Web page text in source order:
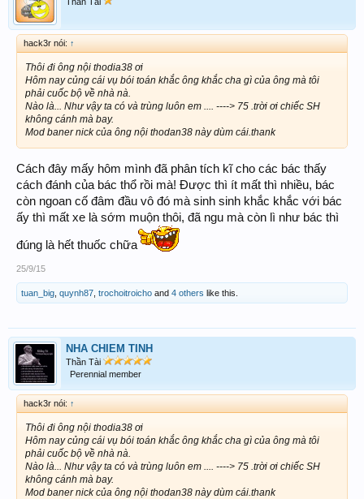
hack3r nói: ↑
Thôi đi ông nội thodia38 ơi
Hôm nay củng cái vụ bói toán khắc ông khắc cha gì của ông mà tôi
phải cuốc bộ về nhà nà.
Nào là... Như vậy ta có và trùng luôn em .... ----> 75 .trời ơi chiếc SH
không cánh mà bay.
Mod baner nick của ông nội thodan38 này dùm cái.thank
Cách đây mấy hôm mình đã phân tích kĩ cho các bác thấy
cách đánh của bác thổ rồi mà! Được thì ít mất thì nhiều, bác
còn ngoan cố đâm đầu vô đó mà sinh sinh khắc khắc với bác
ấy thì mất xe là sớm muộn thôi, đã ngu mà còn lì như bác thì
đúng là hết thuốc chữa
25/9/15
tuan_big quynh87 trochoitroicho and 4 others like this.
NHA CHIEM TINH
Thần Tài
Perennial member
hack3r nói: ↑
Thôi đi ông nội thodia38 ơi
Hôm nay củng cái vụ bói toán khắc ông khắc cha gì của ông mà tôi
phải cuốc bộ về nhà nà.
Nào là... Như vậy ta có và trùng luôn em .... ----> 75 .trời ơi chiếc SH
không cánh mà bay.
Mod baner nick của ông nội thodan38 này dùm cái.thank